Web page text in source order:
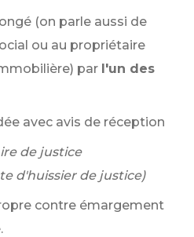
(on parle aussi de
ou au propriétaire
par l'un des
avec avis de réception
de justice
d'huissier de justice)
contre émargement